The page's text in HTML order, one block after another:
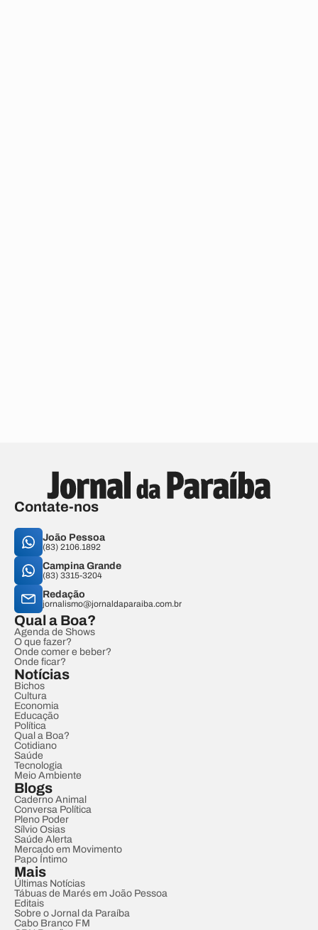
Contate-nos
João Pessoa
(83) 2106.1892
Campina Grande
(83) 3315-3204
Redação
jornalismo@jornaldaparaiba.com.br
Qual a Boa?
Agenda de Shows
O que fazer?
Onde comer e beber?
Onde ficar?
Notícias
Bichos
Cultura
Economia
Educação
Política
Qual a Boa?
Cotidiano
Saúde
Tecnologia
Meio Ambiente
Blogs
Caderno Animal
Conversa Política
Pleno Poder
Sílvio Osias
Saúde Alerta
Mercado em Movimento
Papo Íntimo
Mais
Últimas Notícias
Tábuas de Marés em João Pessoa
Editais
Sobre o Jornal da Paraíba
Cabo Branco FM